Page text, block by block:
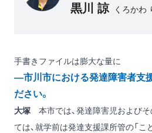
黒川 諒 くろかわ
手書きファイルは膨大な量に
―市川市における発達障害者支
ださい。
大塚 本市では、発達障害児および
ては、就学前は発達支援課所管の「こ